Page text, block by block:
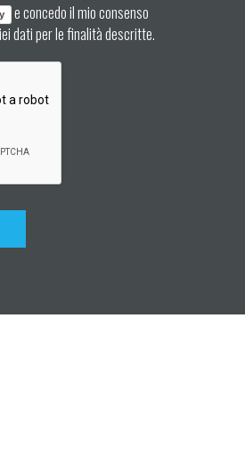
e concedo il mio consenso
dati per le finalità descritte.